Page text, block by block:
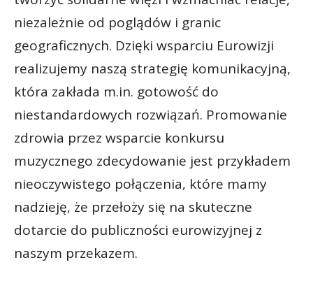
niezależnie od poglądów i granic
geograficznych. Dzięki wsparciu Eurowizji
realizujemy naszą strategię komunikacyjną,
która zakłada m.in. gotowość do
niestandardowych rozwiązań. Promowanie
zdrowia przez wsparcie konkursu
muzycznego zdecydowanie jest przykładem
nieoczywistego połączenia, które mamy
nadzieję, że przełoży się na skuteczne
dotarcie do publiczności eurowizyjnej z
naszym przekazem.